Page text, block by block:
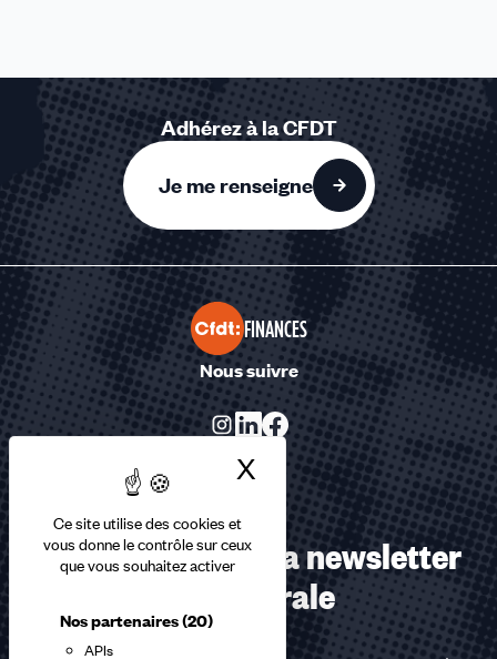
Ce site utilise des cookies et
vous donne le contrôle sur ceux
que vous souhaitez activer
Nos partenaires(20)
APIs
X Masquer le
Adhérez à la CFDT
Je me renseigne
FINANCES
Nous suivre
Abonnez-vous à la newsletter
confédérale